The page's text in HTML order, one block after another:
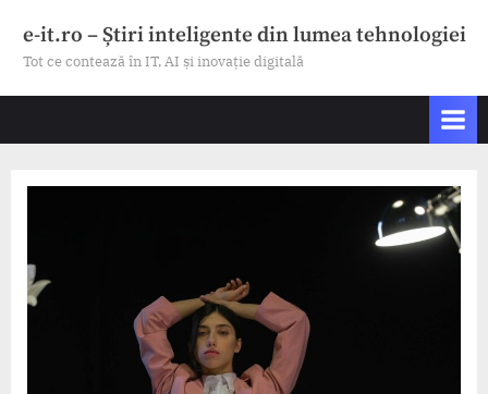
e-it.ro – Știri inteligente din lumea tehnologiei
Tot ce contează în IT, AI și inovație digitală